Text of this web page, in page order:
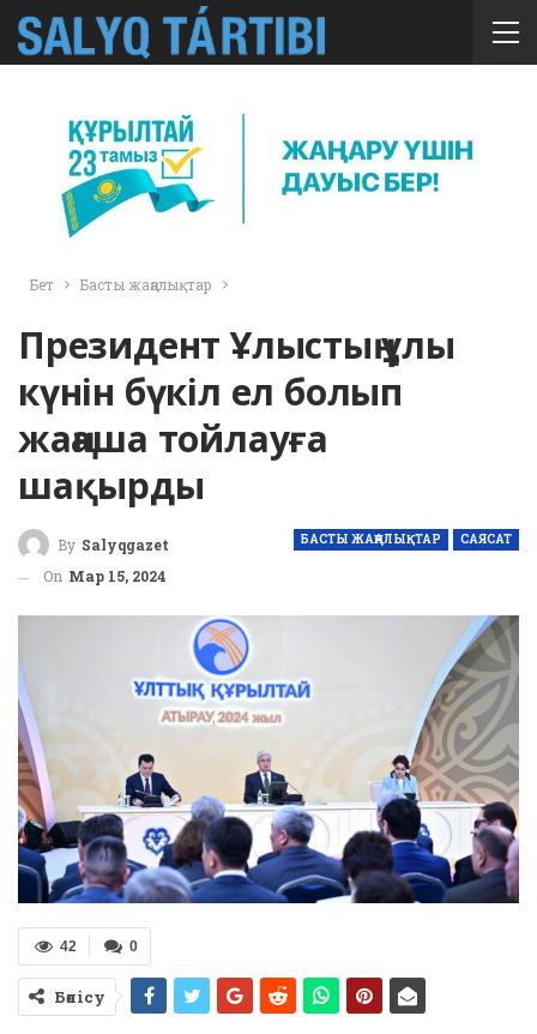
Бет Басты жаңалықтар
Президент Ұлыстың ұлы
күнін бүкіл ел болып
жаңаша тойлауға
шақырды
БАСТЫ ЖАҢАЛЫҚТАР САЯСАТ
By Salyqgazet
On Мар 15, 2024
0
42
Бөлісу